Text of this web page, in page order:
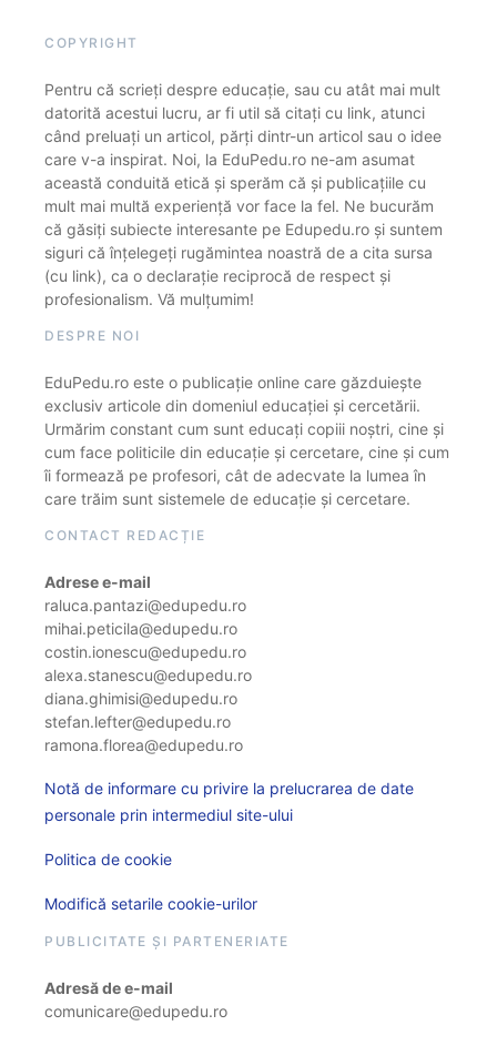
COPYRIGHT
Pentru că scrieți despre educație, sau cu atât mai mult
datorită acestui lucru, ar fi util să citați cu link, atunci
când preluați un articol, părți dintr-un articol sau o idee
care v-a inspirat. Noi, la EduPedu.ro ne-am asumat
această conduită etică și sperăm că și publicațiile cu
mult mai multă experiență vor face la fel. Ne bucurăm
că găsiți subiecte interesante pe Edupedu.ro și suntem
siguri că înțelegeți rugămintea noastră de a cita sursa
(cu link), ca o declarație reciprocă de respect și
profesionalism. Vă mulțumim!
DESPRE NOI
EduPedu.ro este o publicație online care găzduiește
exclusiv articole din domeniul educației și cercetării.
Urmărim constant cum sunt educați copiii noștri, cine și
cum face politicile din educație și cercetare, cine și cum
îi formează pe profesori, cât de adecvate la lumea în
care trăim sunt sistemele de educație și cercetare.
CONTACT REDACȚIE
Adrese e-mail
raluca.pantazi@edupedu.ro
mihai.peticila@edupedu.ro
costin.ionescu@edupedu.ro
alexa.stanescu@edupedu.ro
diana.ghimisi@edupedu.ro
stefan.lefter@edupedu.ro
ramona.florea@edupedu.ro
Notă de informare cu privire la prelucrarea de date
personale prin intermediul site-ului
Politica de cookie
Modifică setarile cookie-urilor
PUBLICITATE ȘI PARTENERIATE
Adresă de e-mail
comunicare@edupedu.ro